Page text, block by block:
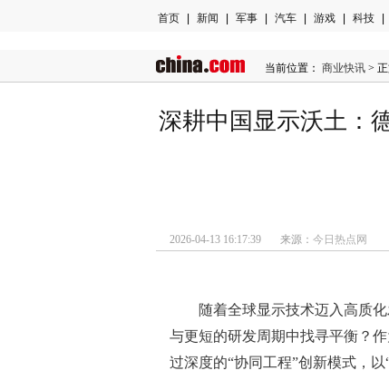
首页 新闻 军事 汽车 游戏 科技
当前位置： 商业快讯 >
深耕中国显示沃土：
2026-04-13 16:17:39 来源： 今日热点网
随着全球显示技术迈入高质
与更短的研发周期中找寻平衡？
过深度的“协同工程”创新模式，